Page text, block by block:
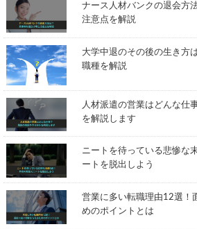
ナース人材バンクの退会方
注意点を解説
大学中退のその後の生き方
職種を解説
人材派遣の営業はどんな仕
を解説します
ニートを待っている悲惨な
ートを脱出しよう
営業に多い転職理由12選！
めのポイントとは